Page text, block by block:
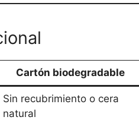
Cartón biodegradable
Sin recubrimiento o cera
natural